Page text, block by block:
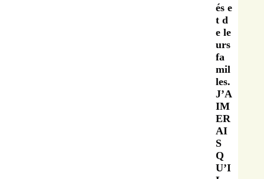
és e
t d
e le
urs
fa
mil
les.
J’A
IM
ER
AI
S
Q
U’I